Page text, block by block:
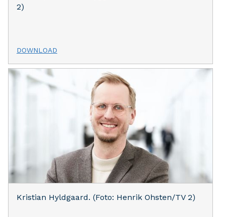
2)
DOWNLOAD
Kristian Hyldgaard. (Foto: Henrik Ohsten/TV 2)